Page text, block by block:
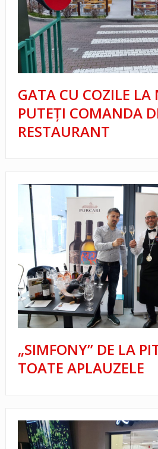
GATA CU COZILE LA
PUTEŢI COMANDA
RESTAURANT
„SIMFONY” DE LA
TOATE APLAUZELE